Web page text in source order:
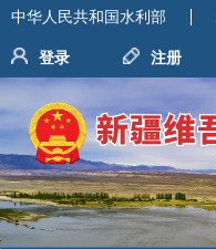
中华人民共和国水利部
登录 注册